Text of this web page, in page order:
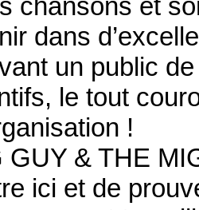
chansons et
dans
un public
le tout
!
GUY & THE
ici et de